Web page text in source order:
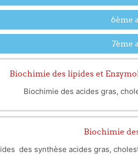
6ème
7ème
Biochimie des lipides et
Biochimie des acides gras,
Biochimie
des synthèse acides gras,